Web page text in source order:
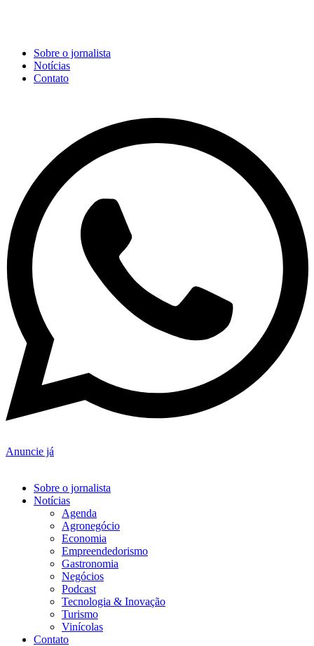
Sobre o jornalista
Notícias
Contato
Anuncie já
Sobre o jornalista
Notícias
Agenda
Agronegócio
Economia
Empreendedorismo
Gastronomia
Negócios
Podcast
Tecnologia & Inovação
Turismo
Vinícolas
Contato